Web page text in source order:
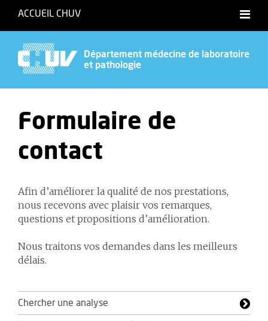
ACCUEIL CHUV
Département médecine de laboratoire
et pathologie
Formulaire de
contact
Afin d’améliorer la qualité de nos prestations,
nous recevons avec plaisir vos remarques,
questions et propositions d’amélioration.
Nous traitons vos demandes dans les meilleurs
délais.
Chercher une analyse